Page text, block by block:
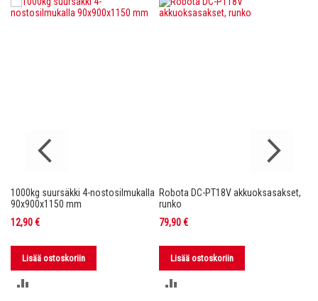
1000kg suursäkki 4-nostosilmukalla
90x900x1150 mm
12,90 €
Lisää ostoskoriin
Robota DC-PT18V akkuoksasakset,
runko
79,90 €
Lisää ostoskoriin